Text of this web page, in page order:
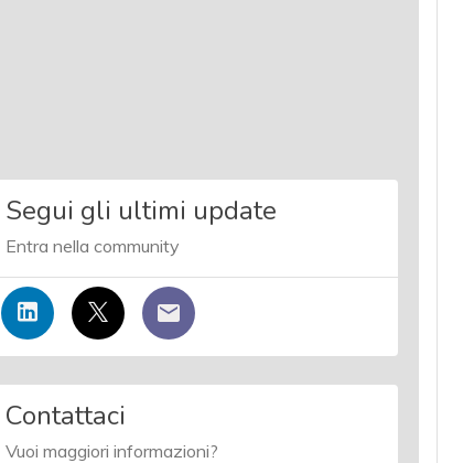
Segui gli ultimi update
Entra nella community
Contattaci
Vuoi maggiori informazioni?